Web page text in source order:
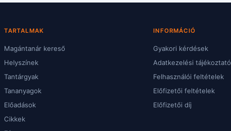
TARTALMAK
Magántanár kereső
Helyszínek
Tantárgyak
Tananyagok
Előadások
Cikkek
INFORMÁCIÓ
Gyakori kérdések
Adatkezelési tájékoztató
Felhasználói feltételek
Előfizetői feltételek
Előfizetői díj